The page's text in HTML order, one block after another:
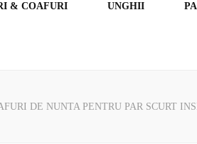
& COAFURI UNGHII
DE NUNTA PENTRU PAR SCURT